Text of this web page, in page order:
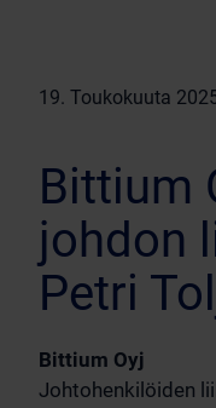
19. Toukokuuta
Bittium
johdon
Petri
Bittium Oyj
Johtohenkilöiden